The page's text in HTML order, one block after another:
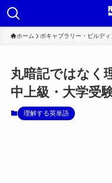
ホーム ボキャブラリー・ビルディ
丸暗記ではなく
中上級・大学受
理解する英単語